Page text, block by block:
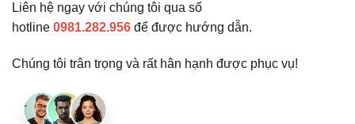
Liên hệ ngay với chúng tôi qua số
hotline 0981.282.956 để được hướng dẫn.
Chúng tôi trân trọng và rất hân hạnh được phục vụ!